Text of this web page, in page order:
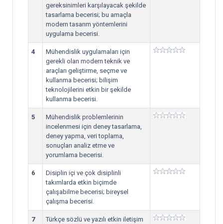
gereksinimleri karşılayacak şekilde
tasarlama becerisi; bu amaçla
modern tasarım yöntemlerini
uygulama becerisi.
4
Mühendislik uygulamaları için
gerekli olan modern teknik ve
araçları geliştirme, seçme ve
kullanma becerisi; bilişim
teknolojilerini etkin bir şekilde
kullanma becerisi.
5
Mühendislik problemlerinin
incelenmesi için deney tasarlama,
deney yapma, veri toplama,
sonuçları analiz etme ve
yorumlama becerisi.
6
Disiplin içi ve çok disiplinli
takımlarda etkin biçimde
çalışabilme becerisi; bireysel
çalışma becerisi.
7
Türkçe sözlü ve yazılı etkin iletişim